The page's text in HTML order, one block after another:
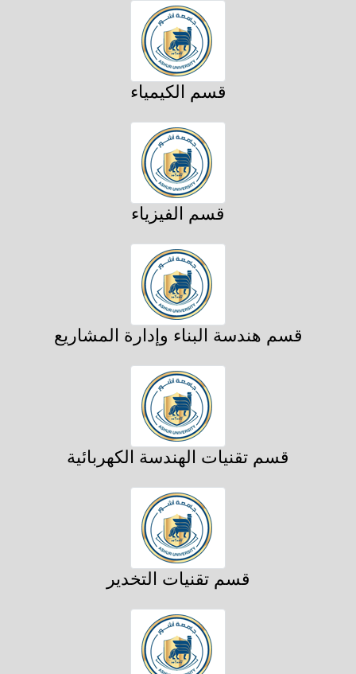
قسم الكيمياء
قسم الفيزياء
قسم هندسة البناء وإدارة المشاريع
قسم تقنيات الهندسة الكهربائية
قسم تقنيات التخدير